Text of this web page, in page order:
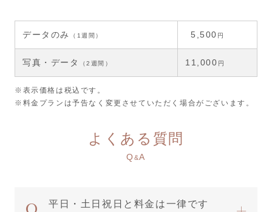
データのみ （1週間） 5,500 円
写真・データ （2週間） 11,000 円
※表示価格は税込です。
※料金プランは予告なく変更させていただく場合がございます。
よくある質問
Q&A
平日・土日祝日と料金は一律です